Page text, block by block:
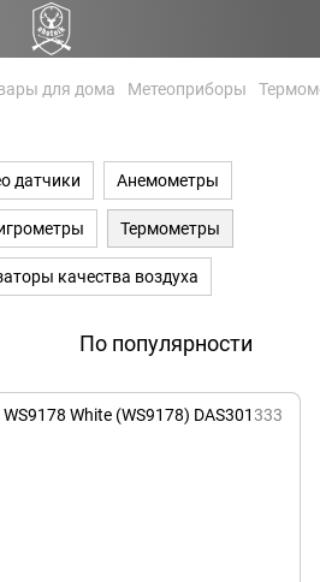
для дома Метеоприборы
датчики Анемометры
Термометры
качества воздуха
По популярности